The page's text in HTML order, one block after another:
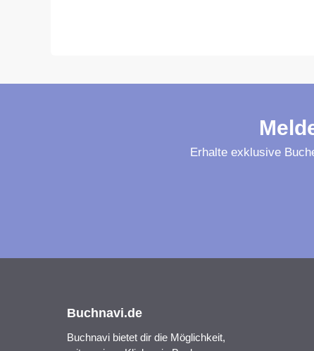
Erhalte exklusive
Buchnavi.de
Buchnavi bietet dir die Möglichkeit,